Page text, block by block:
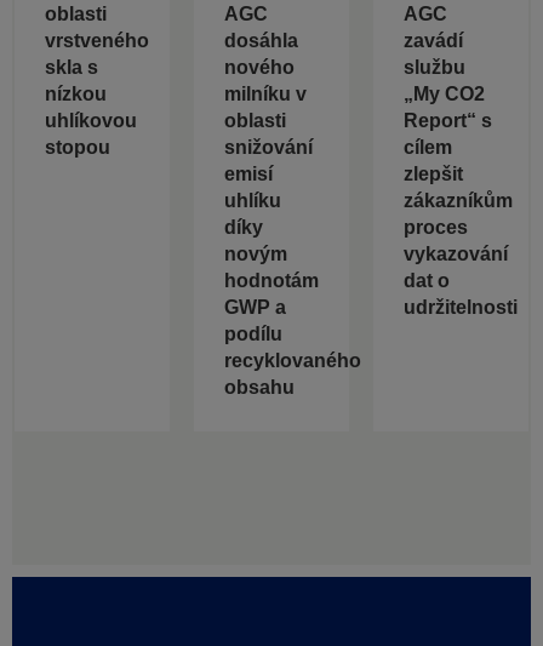
oblasti
vrstveného
skla s
nízkou
uhlíkovou
stopou
AGC
dosáhla
nového
milníku v
oblasti
snižování
emisí
uhlíku
díky
novým
hodnotám
GWP a
podílu
recyklovaného
obsahu
AGC
zavádí
službu
„My CO2
Report“ s
cílem
zlepšit
zákazníkům
proces
vykazování
dat o
udržitelnosti